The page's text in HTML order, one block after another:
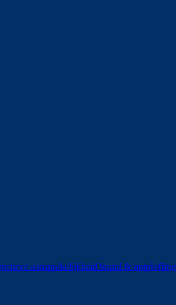
aansprakelijkheid brand & ontploffing